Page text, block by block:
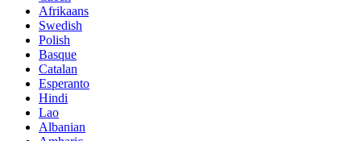
Afrikaans
Swedish
Polish
Basque
Catalan
Esperanto
Hindi
Lao
Albanian